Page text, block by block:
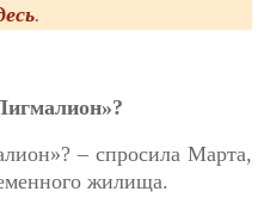
.
– спросила Марта,
жилища.